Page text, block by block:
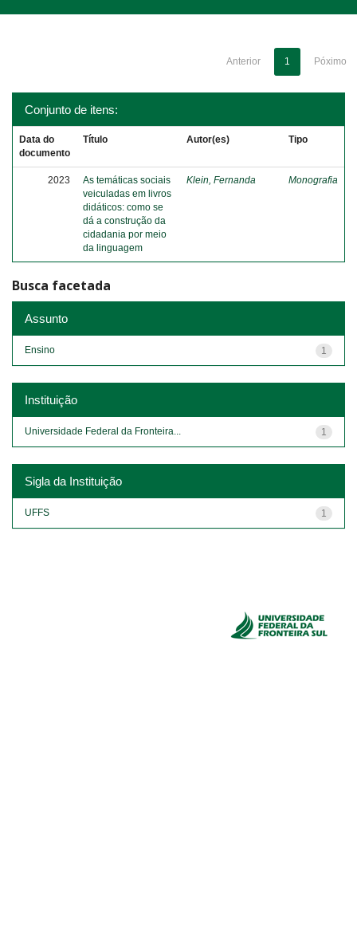
Anterior 1 Póximo
Conjunto de itens:
Data do
documento
Título Autor(es) Tipo
2023
As temáticas sociais
veiculadas em livros
didáticos: como se
dá a construção da
cidadania por meio
da linguagem
Klein, Fernanda Monografia
Busca facetada
Assunto
1
Ensino
Instituição
1
Universidade Federal da Fronteira...
Sigla da Instituição
1
UFFS